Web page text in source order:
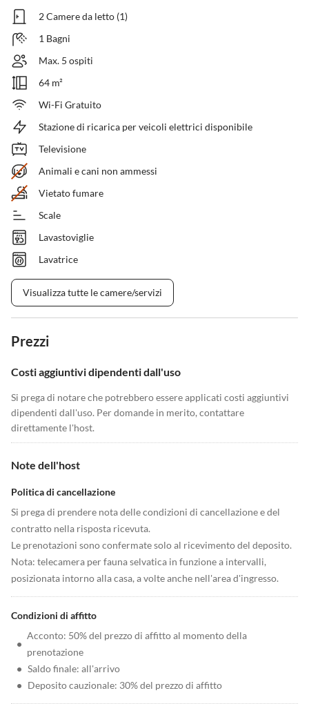
2 Camere da letto (1)
1 Bagni
Max. 5 ospiti
64 m²
Wi-Fi Gratuito
Stazione di ricarica per veicoli elettrici disponibile
Televisione
Animali e cani non ammessi
Vietato fumare
Scale
Lavastoviglie
Lavatrice
Visualizza tutte le camere/servizi
Prezzi
Costi aggiuntivi dipendenti dall'uso
Si prega di notare che potrebbero essere applicati costi aggiuntivi
dipendenti dall'uso. Per domande in merito, contattare
direttamente l'host.
Note dell'host
Politica di cancellazione
Si prega di prendere nota delle condizioni di cancellazione e del
contratto nella risposta ricevuta.
Le prenotazioni sono confermate solo al ricevimento del deposito.
Nota: telecamera per fauna selvatica in funzione a intervalli,
posizionata intorno alla casa, a volte anche nell'area d'ingresso.
Condizioni di affitto
•
Acconto: 50% del prezzo di affitto al momento della
prenotazione
• Saldo finale: all'arrivo
• Deposito cauzionale: 30% del prezzo di affitto